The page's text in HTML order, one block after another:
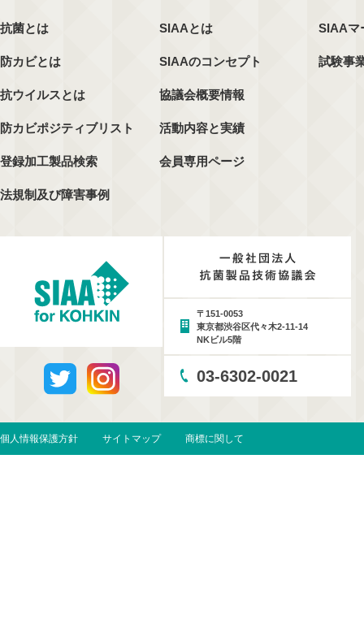
抗菌とは
防カビとは
抗ウイルスとは
防カビポジティブリスト
登録加工製品検索
法規制及び障害事例
SIAAとは
SIAAのコンセプト
協議会概要情報
活動内容と実績
会員専用ページ
SIAAマ
試験事
〒151-0053
東京都渋谷区代々木2-11-14
NKビル5階
03-6302-0021
個人情報保護方針 サイトマップ 商標に関して